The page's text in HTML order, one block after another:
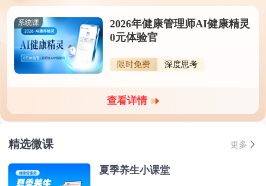
系统课
2026年健康管理师AI健康精灵
0元体验官
限时免费 深度思考
查看详情
精选微课 更多
夏季养生小课堂